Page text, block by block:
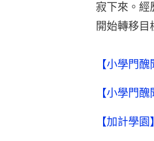
寂下來。經
開始轉移目
【小學門
【小學門
【加計學